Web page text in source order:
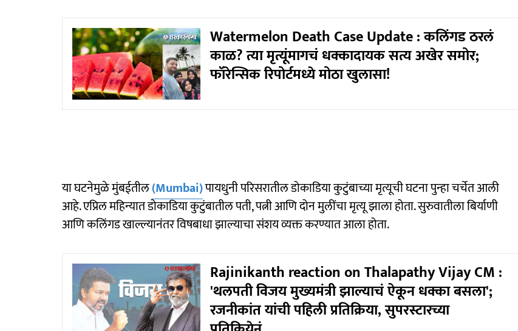
Watermelon Death Case Update : कलिंगड ठरलं
काळ? त्या मृत्यूंमागचं धक्कादायक सत्य अखेर समोर;
फॉरेन्सिक रिपोर्टमध्ये मोठा खुलासा!
या घटनेमुळे मुंबईतील(Mumbai)पायधुनी परिसरातील डोकाडिया कुटुंबाच्या मृत्यूची घटना पुन्हा चर्चेत आली
आहे. एप्रिल महिन्यात डोकाडिया कुटुंबातील पती, पत्नी आणि दोन मुलींचा मृत्यू झाला होता. सुरुवातीला बिर्याणी
आणि कलिंगड खाल्ल्यानंतर विषबाधा झाल्याचा संशय व्यक्त करण्यात आला होता.
Rajinikanth reaction on Thalapathy Vijay CM :
'थलपती विजय मुख्यमंत्री झाल्याचं ऐकून धक्का बसला';
रजनीकांत यांची पहिली प्रतिक्रिया, सुपरस्टारच्या